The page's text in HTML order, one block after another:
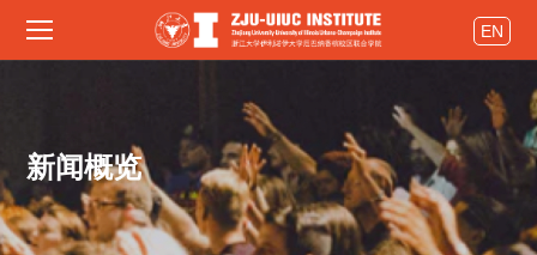
EN
新闻概览